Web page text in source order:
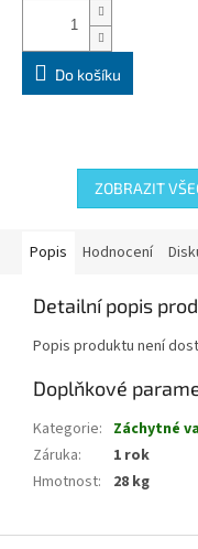
Do košíku
ZOBRAZIT
Popis Hodnocení
Detailní popis
Popis produktu není
Doplňkové
Kategorie: Záchytné
Záruka:
1 rok
Hmotnost: 28 kg